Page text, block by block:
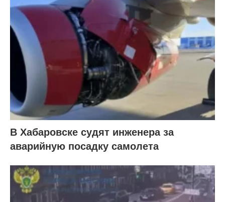
В Хабаровске судят инженера за
аварийную посадку самолета